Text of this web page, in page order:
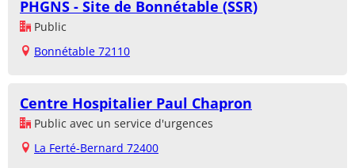
PHGNS - Site de Bonnétable (SSR)
Public
Bonnétable 72110
Centre Hospitalier Paul Chapron
Public avec un service d'urgences
La Ferté-Bernard 72400